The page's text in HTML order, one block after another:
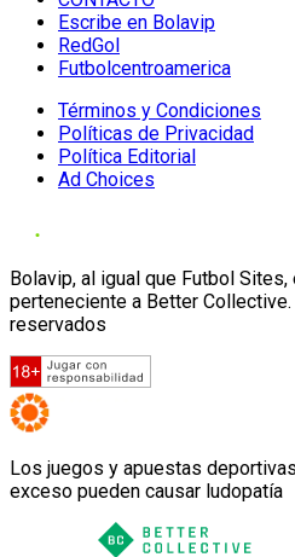
Escribe en Bolavip
RedGol
Futbolcentroamerica
Términos y Condiciones
Políticas de Privacidad
Política Editorial
Ad Choices
Bolavip, al igual que Futbol Sites,
perteneciente a Better
reservados
Los juegos y apuestas
exceso pueden causar ludopatía